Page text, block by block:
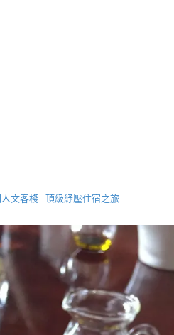
文客棧 - 頂級紓壓住宿之旅